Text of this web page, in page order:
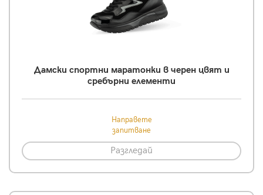
Дамски спортни маратонки в черен цвят и
сребърни елементи
Направете
запитване
Разгледай